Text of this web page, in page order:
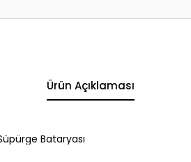
Ürün Açıklaması
Bataryası